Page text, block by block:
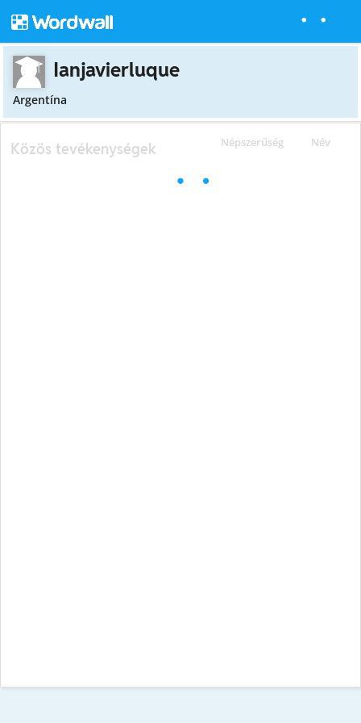
Ianjavierluque
Argentína
Népszerűség Név
Közös tevékenységek